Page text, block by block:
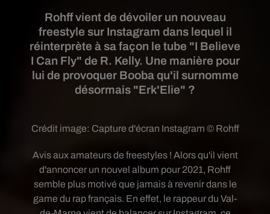
Rohff vient de dévoiler un nouveau
freestyle sur Instagram dans lequel il
réinterprète à sa façon le tube "I Believe
I Can Fly" de R. Kelly. Une manière pour
lui de provoquer Booba qu'il surnomme
désormais "Erk'Elie" ?
Crédit image: Capture d'écran Instagram © Rohff
Avis aux amateurs de freestyles ! Alors qu'il vient
d'annoncer un nouvel album pour 2021, Rohff
semble plus motivé que jamais à revenir dans le
game du rap français. En effet, le rappeur du Val-